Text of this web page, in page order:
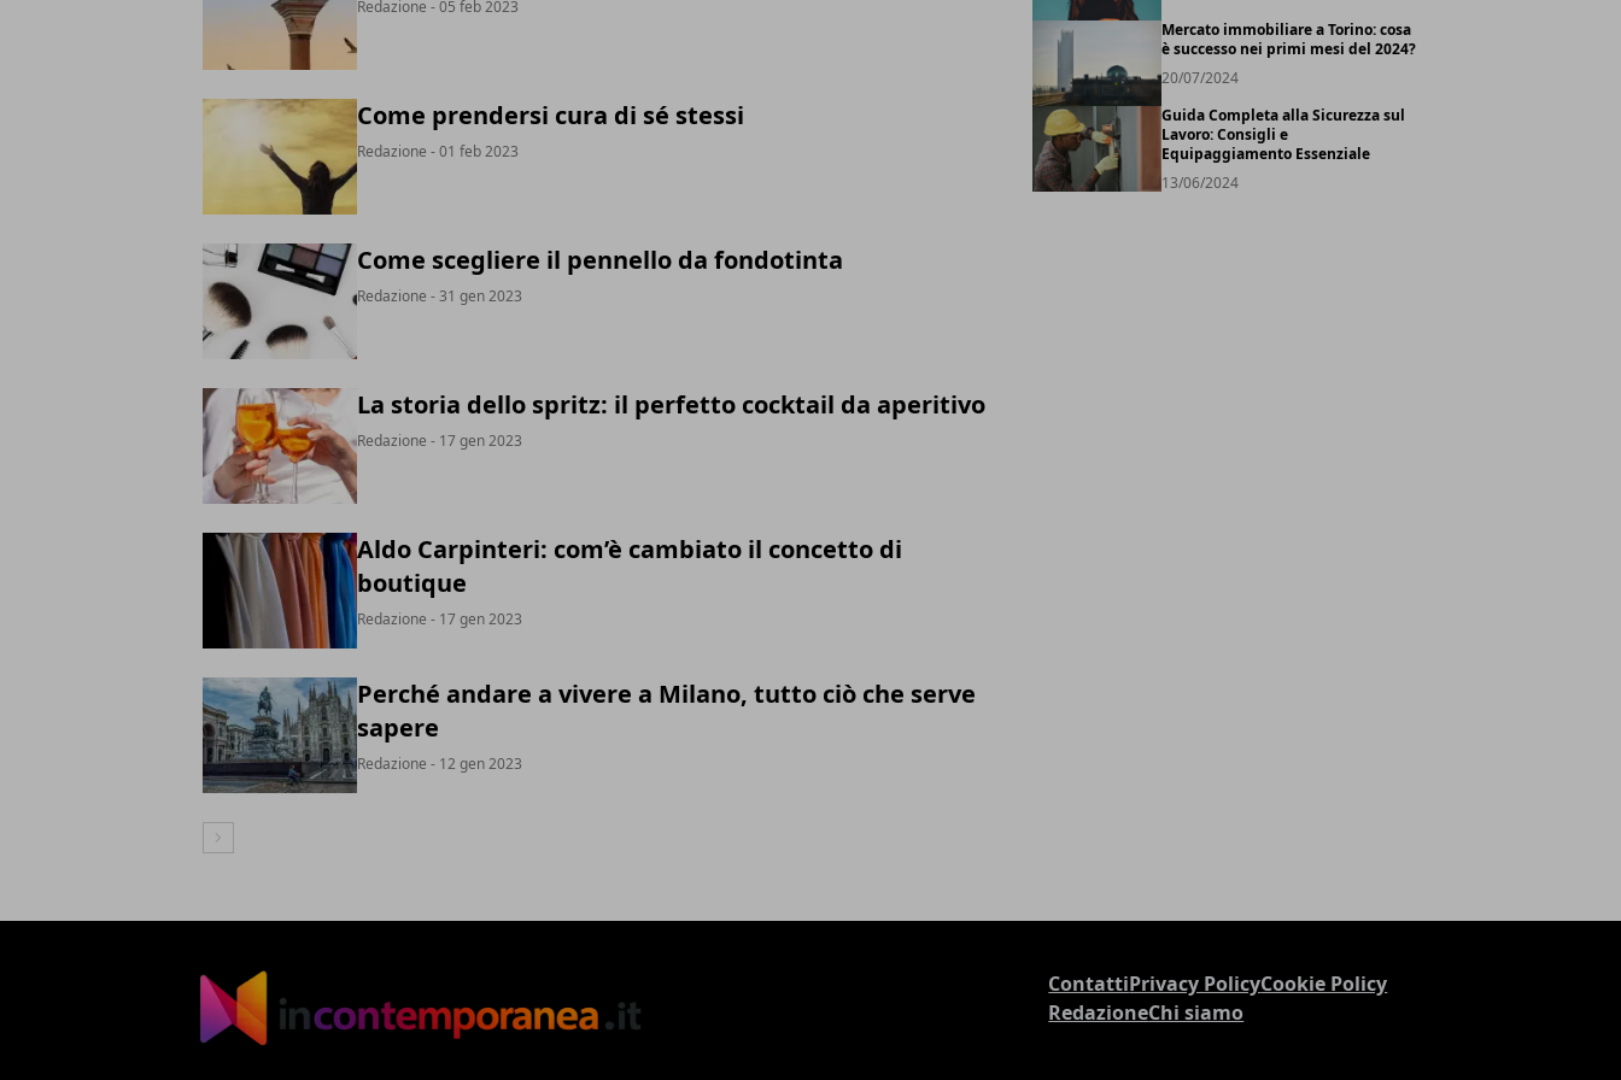
Redazione - 05 feb 2023
Come prendersi cura di sé stessi
Redazione - 01 feb 2023
Come scegliere il pennello da fondotinta
Redazione - 31 gen 2023
La storia dello spritz: il perfetto cocktail da aperitivo
Redazione - 17 gen 2023
Aldo Carpinteri: com’è cambiato il concetto di
boutique
Redazione - 17 gen 2023
Perché andare a vivere a Milano, tutto ciò che serve
sapere
Redazione - 12 gen 2023
Articolo Successivo
Mercato immobiliare a Torino: cosa
è successo nei primi mesi del 2024?
20/07/2024
Guida Completa alla Sicurezza sul
Lavoro: Consigli e
Equipaggiamento Essenziale
13/06/2024
ContattiPrivacy PolicyCookie Policy
RedazioneChi siamo